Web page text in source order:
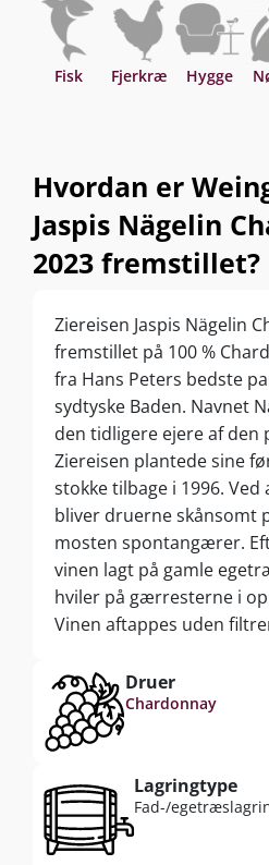
Fisk Fjerkræ Hygge
Hvordan er
Jaspis Nägelin
2023 fremstillet?
Ziereisen Jaspis Nägelin
fremstillet på 100 %
fra Hans Peters bedste
sydtyske Baden. Navnet
den tidligere ejere af den
Ziereisen plantede sine
stokke tilbage i 1996.
bliver druerne skånsomt
mosten spontangærer.
vinen lagt på gamle
hviler på gærresterne i
Vinen aftappes uden
Druer
Chardonnay
Lagringtype
Fad-/